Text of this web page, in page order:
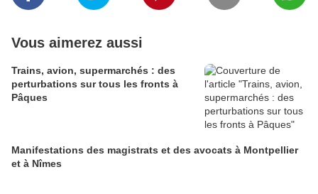
Vous aimerez aussi
Trains, avion, supermarchés : des
perturbations sur tous les fronts à
Pâques
Manifestations des magistrats et des avocats à Montpellier
et à Nîmes